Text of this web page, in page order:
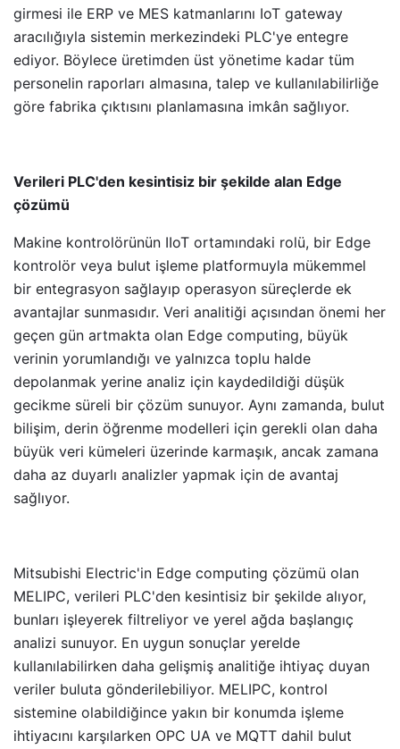
girmesi ile ERP ve MES katmanlarını IoT gateway
aracılığıyla sistemin merkezindeki PLC'ye entegre
ediyor. Böylece üretimden üst yönetime kadar tüm
personelin raporları almasına, talep ve kullanılabilirliğe
göre fabrika çıktısını planlamasına imkân sağlıyor.
Verileri PLC'den kesintisiz bir şekilde alan Edge
çözümü
Makine kontrolörünün IIoT ortamındaki rolü, bir Edge
kontrolör veya bulut işleme platformuyla mükemmel
bir entegrasyon sağlayıp operasyon süreçlerde ek
avantajlar sunmasıdır. Veri analitiği açısından önemi her
geçen gün artmakta olan Edge computing, büyük
verinin yorumlandığı ve yalnızca toplu halde
depolanmak yerine analiz için kaydedildiği düşük
gecikme süreli bir çözüm sunuyor. Aynı zamanda, bulut
bilişim, derin öğrenme modelleri için gerekli olan daha
büyük veri kümeleri üzerinde karmaşık, ancak zamana
daha az duyarlı analizler yapmak için de avantaj
sağlıyor.
Mitsubishi Electric'in Edge computing çözümü olan
MELIPC, verileri PLC'den kesintisiz bir şekilde alıyor,
bunları işleyerek filtreliyor ve yerel ağda başlangıç
analizi sunuyor. En uygun sonuçlar yerelde
kullanılabilirken daha gelişmiş analitiğe ihtiyaç duyan
veriler buluta gönderilebiliyor. MELIPC, kontrol
sistemine olabildiğince yakın bir konumda işleme
ihtiyacını karşılarken OPC UA ve MQTT dahil bulut